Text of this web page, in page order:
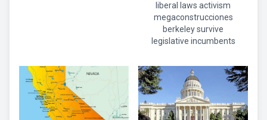
liberal laws activism
megaconstrucciones
berkeley survive
legislative incumbents